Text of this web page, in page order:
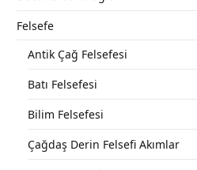
Felsefe
Antik Çağ Felsefesi
Batı Felsefesi
Bilim Felsefesi
Çağdaş Derin Felsefi Akımlar